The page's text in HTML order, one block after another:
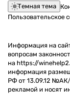
Темная тема
Пользовательское
Информация на
вопросам
на https://
информация
РФ от 13.09.12
рекламой и носят